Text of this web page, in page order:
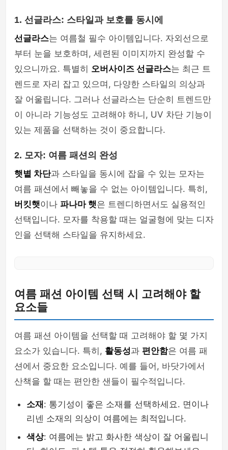
1. 선글라스: 스타일과 보호를 동시에
선글라스는 여름철 필수 아이템입니다. 자외선으로
부터 눈을 보호하며, 세련된 이미지까지 완성할 수
있으니까요. 특별히 오버사이즈 선글라스는 최근 트
렌드로 자리 잡고 있으며, 다양한 스타일의 의상과
잘 어울립니다. 그러나 선글라스는 단순히 트렌드만
이 아니라 기능성도 고려해야 하니, UV 차단 기능이
있는 제품을 선택하는 것이 중요합니다.
2. 모자: 여름 패션의 완성
햇볕 차단과 스타일을 동시에 잡을 수 있는 모자는
여름 패션에서 빼놓을 수 없는 아이템입니다. 특히,
버킷햇이나 파나마 햇은 트렌디하면서도 실용적인
선택입니다. 모자를 착용할 때는 얼굴형에 맞는 디자
인을 선택해 스타일을 유지하세요.
여름 패션 아이템 선택 시 고려해야 할
요소들
여름 패션 아이템을 선택할 때 고려해야 할 몇 가지
요소가 있습니다. 특히, 활동성과 편안함은 여름 패
션에서 중요한 요소입니다. 예를 들어, 바닷가에서
산책을 할 때는 편안한 샌들이 필수적입니다.
소재 : 통기성이 좋은 소재를 선택하세요. 면이나
리넨 소재의 의상이 여름에는 최적입니다.
색상: 여름에는 밝고 화사한 색상이 잘 어울립니